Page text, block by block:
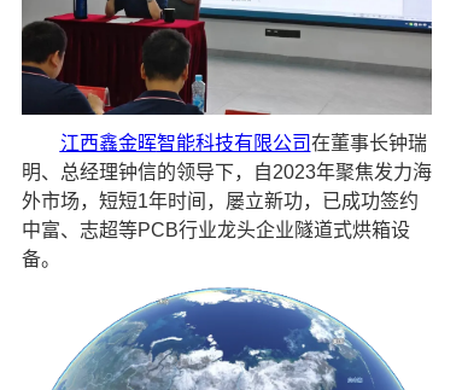
江西鑫金晖智能科技有限公司在董事长钟瑞
明、总经理钟信的领导下，自2023年聚焦发力海
外市场，短短1年时间，屡立新功，已成功签约
中富、志超等PCB行业龙头企业隧道式烘箱设
备。